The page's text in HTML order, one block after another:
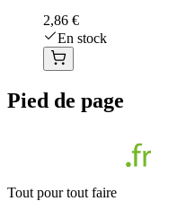
2,86 €
En stock
Pied de page
Tout pour tout faire